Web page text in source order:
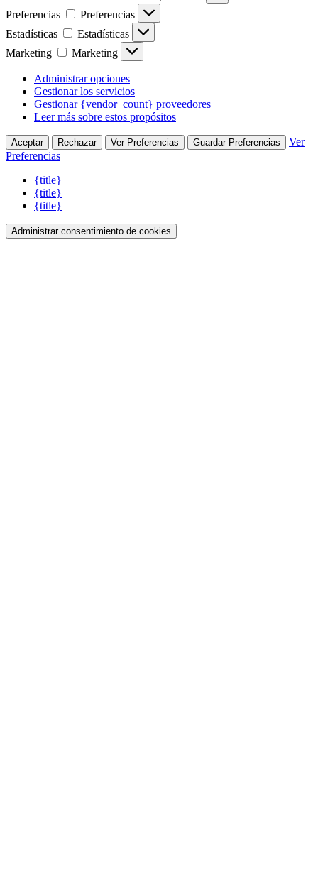
Preferencias
Preferencias
Estadísticas
Estadísticas
Marketing
Marketing
Administrar opciones
Gestionar los servicios
Gestionar {vendor_count} proveedores
Leer más sobre estos propósitos
Aceptar Rechazar Ver Preferencias Guardar Preferencias
Ver
Preferencias
{title}
{title}
{title}
Administrar consentimiento de cookies